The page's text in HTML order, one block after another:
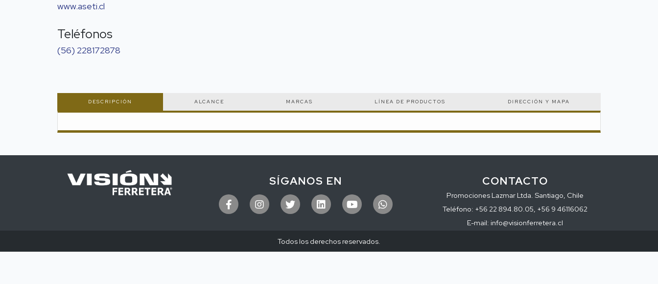
www.aseti.cl
Teléfonos
(56) 228172878
DESCRIPCIÓN ALCANCE MARCAS LÍNEA DE PRODUCTOS DIRECCIÓN Y MAPA
SÍGANOS EN CONTACTO
Promociones Lazmar Ltda. Santiago, Chile
Teléfono: +56 22 894.80.05, +56 9 46116062
E-mail: info@visionferretera.cl
Todos los derechos reservados.